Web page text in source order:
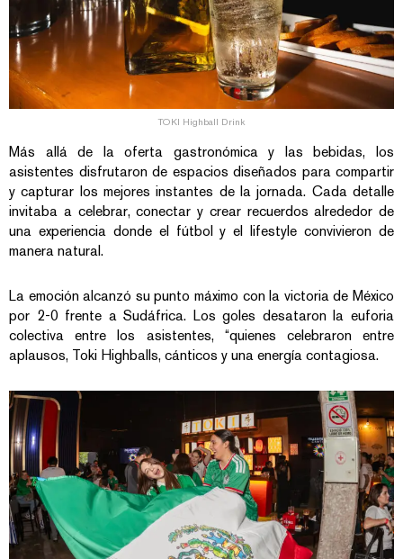
TOKI Highball Drink
Más allá de la oferta gastronómica y las bebidas, los
asistentes disfrutaron de espacios diseñados para compartir
y capturar los mejores instantes de la jornada. Cada detalle
invitaba a celebrar, conectar y crear recuerdos alrededor de
una experiencia donde el fútbol y el lifestyle convivieron de
manera natural.
La emoción alcanzó su punto máximo con la victoria de México
por 2-0 frente a Sudáfrica. Los goles desataron la euforia
colectiva entre los asistentes, “quienes celebraron entre
aplausos, Toki Highballs, cánticos y una energía contagiosa.